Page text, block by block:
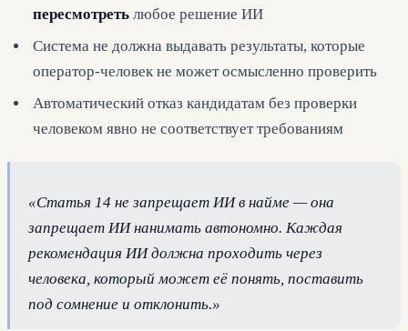
пересмотреть любое решение ИИ
Система не должна выдавать результаты, которые
оператор-человек не может осмысленно проверить
Автоматический отказ кандидатам без проверки
человеком явно не соответствует требованиям
«Статья 14 не запрещает ИИ в найме — она
запрещает ИИ нанимать автономно. Каждая
рекомендация ИИ должна проходить через
человека, который может её понять, поставить
под сомнение и отклонить.»